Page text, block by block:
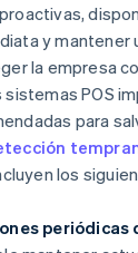
y mantener
la empresa
POS
para
los
periódicas